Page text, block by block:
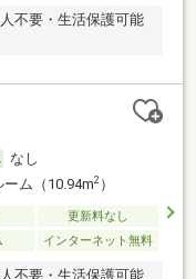
不要・生活保護可能
なし
ム（10.94m2）
更新料なし
インターネット無料
不要・生活保護可能